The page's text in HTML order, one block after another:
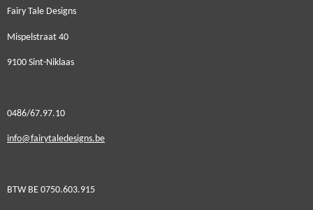
Fairy Tale Designs
Mispelstraat 40
9100 Sint-Niklaas
0486/67.97.10
info@fairytaledesigns.be
BTW BE 0750.603.915